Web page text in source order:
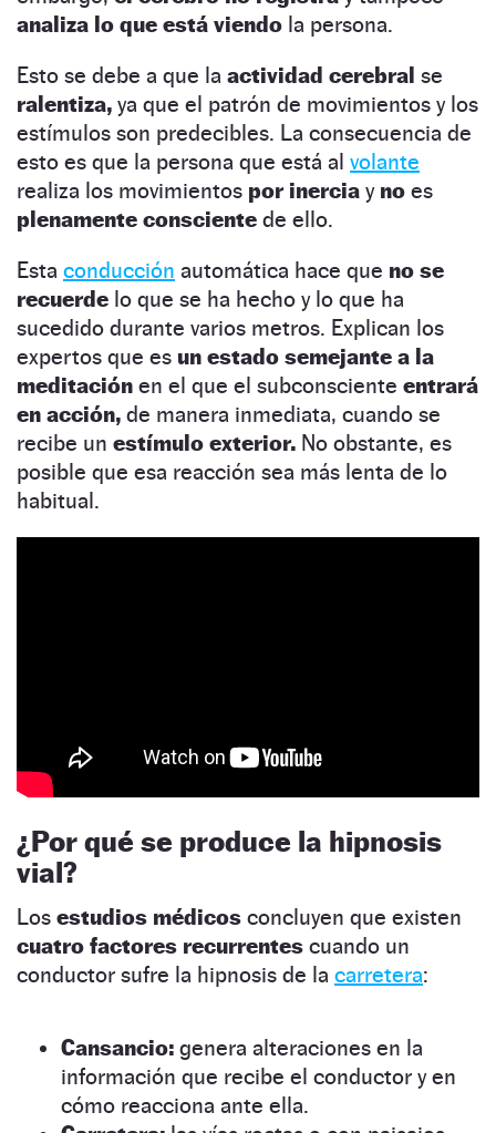
analiza lo que está viendo la persona.
Esto se debe a que la actividad cerebral se
ralentiza, ya que el patrón de movimientos y los
estímulos son predecibles. La consecuencia de
esto es que la persona que está al volante
realiza los movimientos por inercia y no es
plenamente consciente de ello.
Esta conducción automática hace que no se
recuerde lo que se ha hecho y lo que ha
sucedido durante varios metros. Explican los
expertos que es un estado semejante a la
meditación en el que el subconsciente entrará
en acción, de manera inmediata, cuando se
recibe un estímulo exterior. No obstante, es
posible que esa reacción sea más lenta de lo
habitual.
¿Por qué se produce la hipnosis
vial?
Los estudios médicos concluyen que existen
cuatro factores recurrentes cuando un
conductor sufre la hipnosis de la carretera:
Cansancio: genera alteraciones en la
información que recibe el conductor y en
cómo reacciona ante ella.